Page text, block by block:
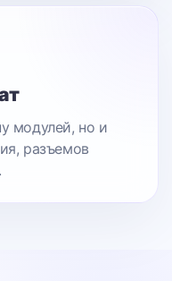
модулей, но и
разъемов